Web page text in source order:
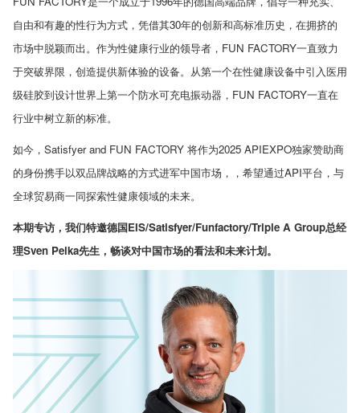
自由和有趣的性行为方式，凭借其30年的创新和高标准历史，在拥挤的
市场中脱颖而出。作为性健康行业的领导者， FUN FACTORY一直致力
于突破界限，创造提供新体验的设备。从第一个在性健康设备中引入医用
级硅胶到设计世界上第一个防水可充电振动器， FUN FACTORY一直在
行业中树立新的标准。
如今， Satisfyer and FUN FACTORY 将作为2025 APIEXPO独家赞助商
的身份携手以双品牌战略的方式进军中国市场，，希望通过API平台，与
全球贸易商一同探索性健康领域的未来。
本期专访，我们特邀德国EIS/Satisfyer/Funfactory/Triple A Group总经
理Sven Pelka先生，畅谈对中国市场的看法和未来计划。